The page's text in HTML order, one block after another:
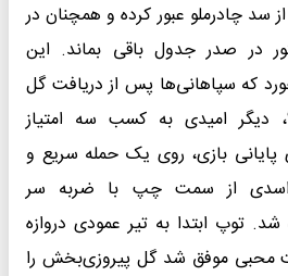
موفق شد با نتیجه ۲ بر ۱ از سد چادرملو عبور کرده و همچنان در
در صدر جدول باقی بماند. این
که سپاهانی‌ها پس از دریافت گل
تساوی در دقیقه 4+90، دیگر امیدی به کسب سه امتیاز
پایانی بازی، روی یک حمله سریع و
اسدی از سمت چپ با ضربه سر
توپ ابتدا به تیر عمودی دروازه
محبی موفق شد گل پیروزی‌بخش را